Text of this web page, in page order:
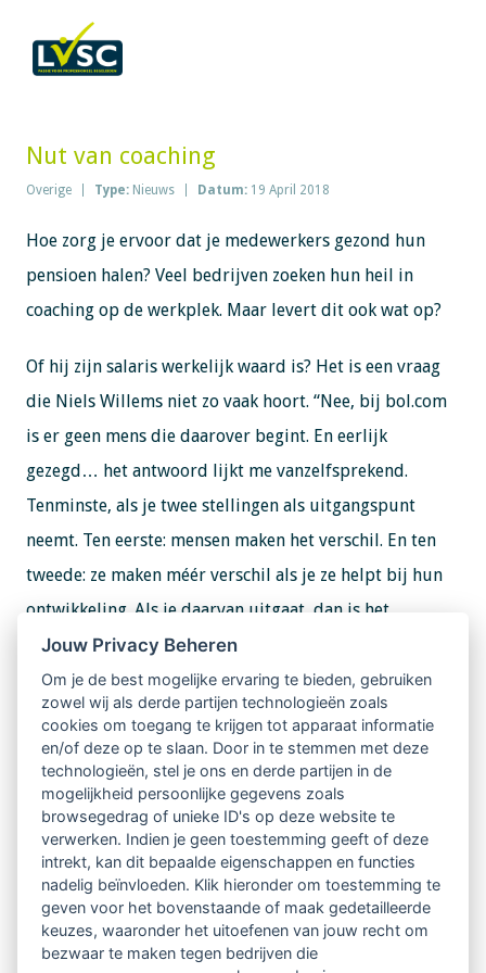
Nut van coaching
Overige Type: Nieuws Datum: 19 April 2018
Hoe zorg je ervoor dat je medewerkers gezond hun
pensioen halen? Veel bedrijven zoeken hun heil in
coaching op de werkplek. Maar levert dit ook wat op?
Of hij zijn salaris werkelijk waard is? Het is een vraag
die Niels Willems niet zo vaak hoort. “Nee, bij bol.com
is er geen mens die daarover begint. En eerlijk
gezegd… het antwoord lijkt me vanzelfsprekend.
Tenminste, als je twee stellingen als uitgangspunt
neemt. Ten eerste: mensen maken het verschil. En ten
tweede: ze maken méér verschil als je ze helpt bij hun
ontwikkeling. Als je daarvan uitgaat, dan is het
aanstellen van iemand als ik een no-brainer.”
Interne coaching
Of hij zijn salaris werkelijk waard is? Het is een vraag
die Niels Willems niet zo vaak hoort. “Nee, bij bol.com
is er geen mens die daarover begint. En eerlijk
gezegd… het antwoord lijkt me vanzelfsprekend.
Tenminste, als je twee stellingen als uitgangspunt
neemt. Ten eerste: mensen maken het verschil. En ten
tweede: ze maken méér verschil als je ze helpt bij hun
Jouw Privacy Beheren
Om je de best mogelijke ervaring te bieden, gebruiken
zowel wij als derde partijen technologieën zoals
cookies om toegang te krijgen tot apparaat informatie
en/of deze op te slaan. Door in te stemmen met deze
technologieën, stel je ons en derde partijen in de
mogelijkheid persoonlijke gegevens zoals
browsegedrag of unieke ID's op deze website te
verwerken. Indien je geen toestemming geeft of deze
intrekt, kan dit bepaalde eigenschappen en functies
nadelig beïnvloeden. Klik hieronder om toestemming te
geven voor het bovenstaande of maak gedetailleerde
keuzes, waaronder het uitoefenen van jouw recht om
bezwaar te maken tegen bedrijven die